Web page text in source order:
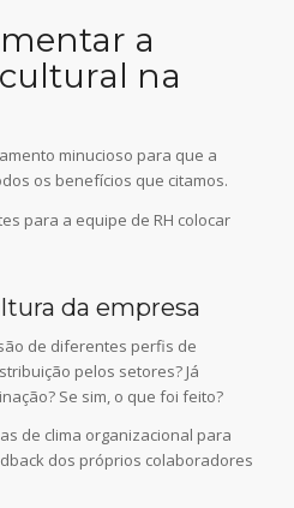
a
na
minucioso para que a
os benefícios que citamos.
para a equipe de RH colocar
da empresa
de diferentes perfis de
pelos setores? Já
Se sim, o que foi feito?
de clima organizacional para
dos próprios colaboradores